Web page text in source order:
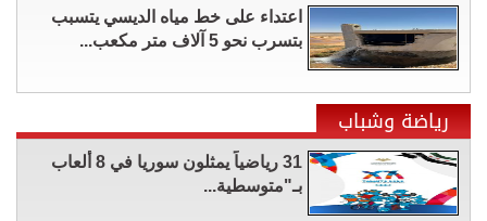
اعتداء على خط مياه الديسي يتسبب
بتسرب نحو 5 آلاف متر مكعب...
رياضة وشباب
31 رياضياً يمثلون سوريا في 8 ألعاب
بـ"متوسطية...